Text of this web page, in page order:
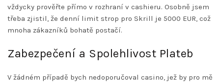
vždycky prověřte přímo v rozhraní v cashieru. Osobně jsem
třeba zjistil, že denní limit strop pro Skrill je 5000 EUR, což
mnoha zákazníků bohatě postačí.
Zabezpečení a Spolehlivost Plateb
V žádném případě bych nedoporučoval casino, jež by pro mě